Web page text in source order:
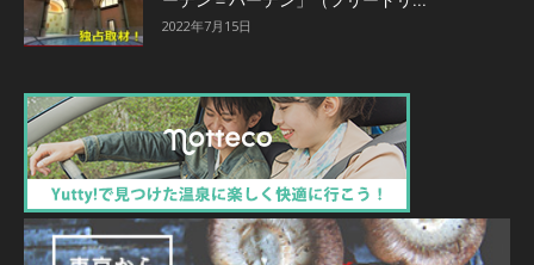
2022年7月15日